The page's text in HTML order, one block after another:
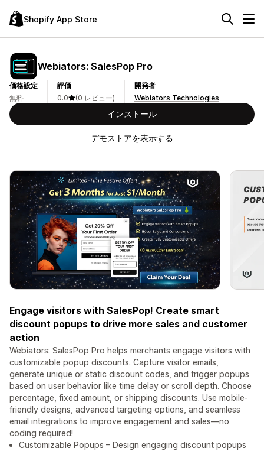
Shopify App Store
Webiators: SalesPop Pro
価格設定
無料
評価
0.0
(0 レビュー)
開発者
Webiators Technologies
インストール
デモストアを表示する
Engage visitors with SalesPop! Create smart
discount popups to drive more sales and customer
action
Webiators: SalesPop Pro helps merchants engage visitors with
customizable popup discounts. Capture visitor emails,
generate unique or static discount codes, and trigger popups
based on user behavior like time delay or scroll depth. Choose
percentage, fixed amount, or shipping discounts. Use mobile-
friendly designs, advanced targeting options, and seamless
email integrations to improve engagement and sales—no
coding required!
Customizable Popups – Design engaging discount popups